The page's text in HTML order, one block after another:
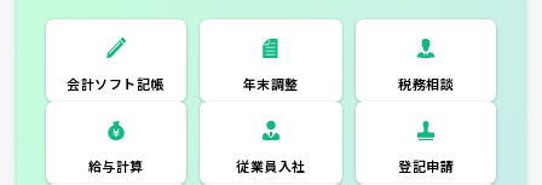
会計ソフト記
帳 年末調整 税務相談
会計ソフト記帳
年末調整
税務相談
給与計算
従業員入社
登記申請